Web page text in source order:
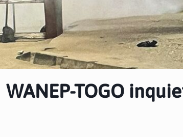
TOGO